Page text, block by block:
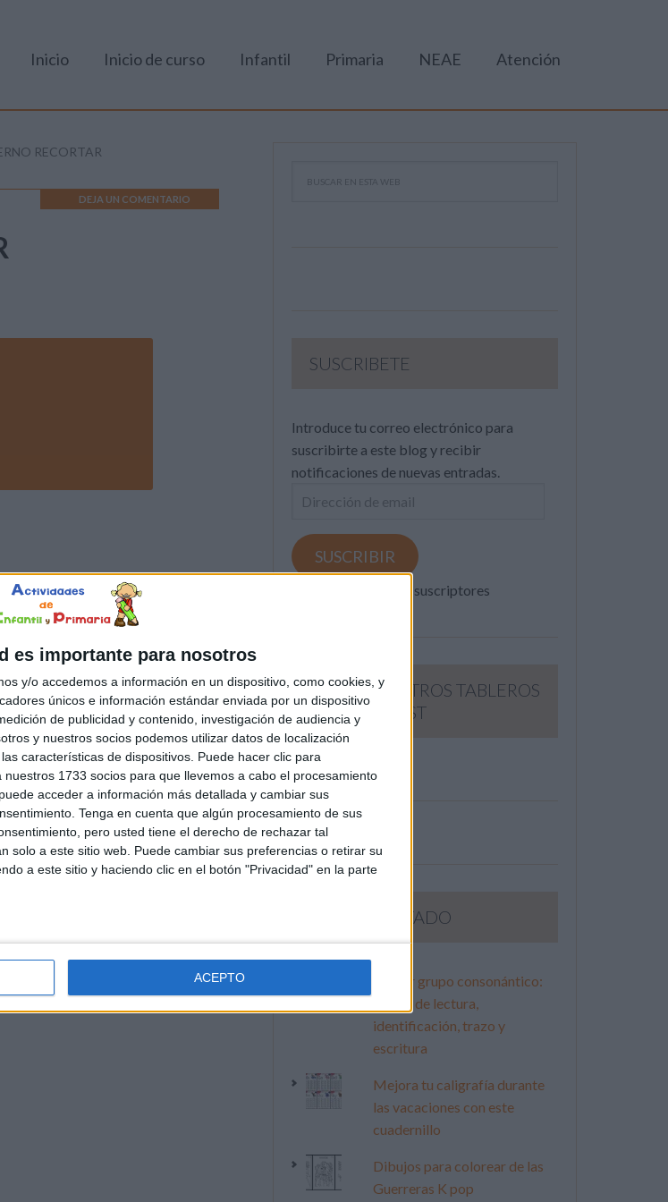
es importante para nosotros
y/o accedemos a información en un dispositivo, como cookies, y
únicos e información estándar enviada por un dispositivo
de publicidad y contenido, investigación de audiencia y
y nuestros socios podemos utilizar datos de localización
características de dispositivos. Puede hacer clic para
1733 socios para que llevemos a cabo el procesamiento
acceder a información más detallada y cambiar sus
Tenga en cuenta que algún procesamiento de sus
pero usted tiene el derecho de rechazar tal
solo a este sitio web. Puede cambiar sus preferencias o retirar su
a este sitio y haciendo clic en el botón "Privacidad" en la parte
ACEPTO
Inicio Inicio de curso Infantil Primaria NEAE Atención
RECORTAR
DEJA UN COMENTARIO
SUSCRIBETE
Introduce tu correo electrónico para
suscribirte a este blog y recibir
notificaciones de nuevas entradas.
Dirección
email
SUSCRIBIR
Únete a otros 371K suscriptores
SIGUE NUESTROS TABLEROS
EN PINTEREST
LO MÁS VISITADO
Primer grupo consonántico:
Fichas de lectura,
identificación, trazo y
escritura
Mejora tu caligrafía durante
las vacaciones con este
cuadernillo
Dibujos para colorear de las
Guerreras K pop